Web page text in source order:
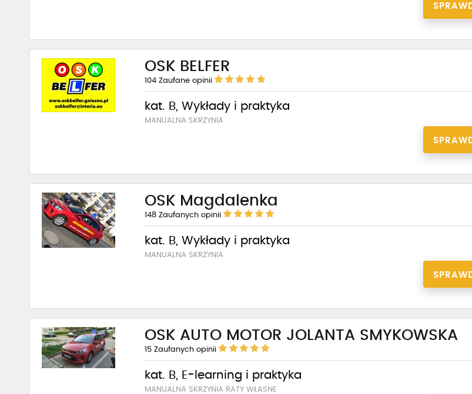
OSK BELFER
104 Zaufane opinii
kat. B, Wykłady i praktyka
MANUALNA SKRZYNIA
OSK Magdalenka
148 Zaufanych opinii
kat. B, Wykłady i praktyka
MANUALNA SKRZYNIA
OSK AUTO MOTOR JOLANTA SMYKOWSKA
15 Zaufanych opinii
kat. B, E-learning i praktyka
MANUALNA SKRZYNIA RATY WŁASNE